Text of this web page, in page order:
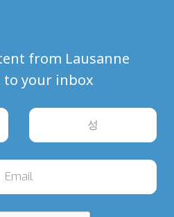
from Lausanne
your inbox